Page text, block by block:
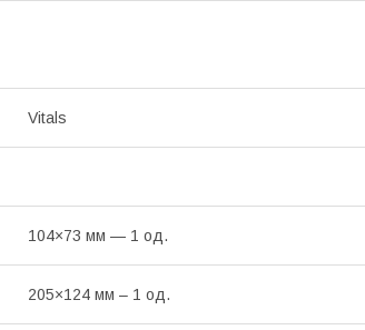
Vitals
104×73 мм — 1 од.
205×124 мм – 1 од.